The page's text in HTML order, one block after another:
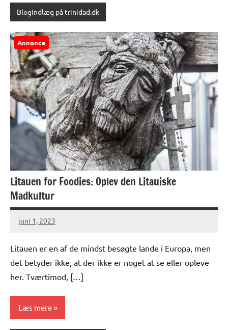
Blogindlæg på trinidad.dk
Annonce
Litauen for Foodies: Oplev den Litauiske
Madkultur
juni 1, 2023
Litauen er en af ​​de mindst besøgte lande i Europa, men
det betyder ikke, at der ikke er noget at se eller opleve
her. Tværtimod, […]
Læs mere